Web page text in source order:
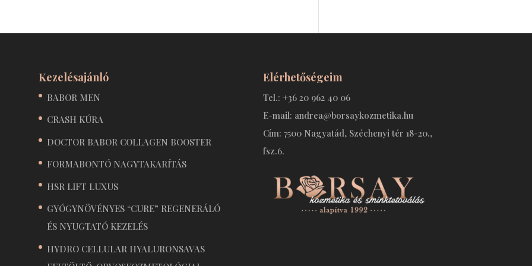
Kezelésajánló
BABOR MEN
CRASH KÚRA
DOCTOR BABOR COLLAGEN BOOSTER
FORMABONTÓ NAGYTAKARÍTÁS
HSR LIFT LUXUS
GYÓGYNÖVÉNYES “CURE” REGENERÁLÓ
ÉS NYUGTATÓ KEZELÉS
HYDRO CELLULAR HYALURONSAVAS
Elérhetőségeim
Tel.: +36 20 962 40 06
E-mail: andrea@borsaykozmetika.hu
Cím: 7500 Nagyatád, Széchenyi tér 18-20.,
fsz.6.